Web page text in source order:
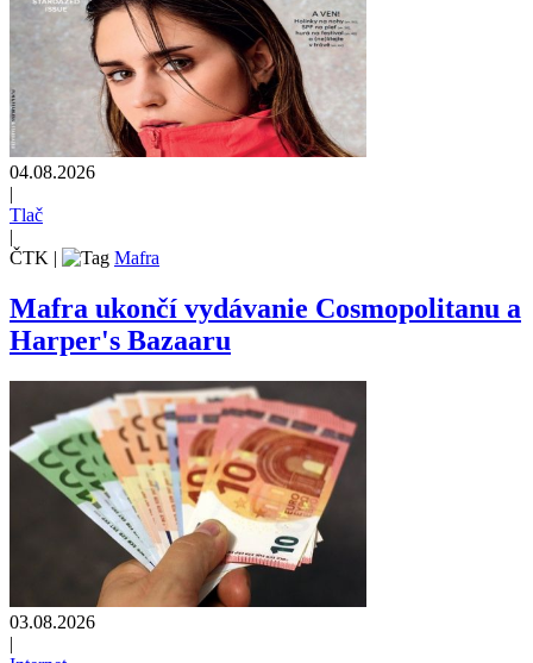
04.08.2026
|
Tlač
|
ČTK | Mafra
Mafra ukončí vydávanie Cosmopolitanu a
Harper's Bazaaru
03.08.2026
|